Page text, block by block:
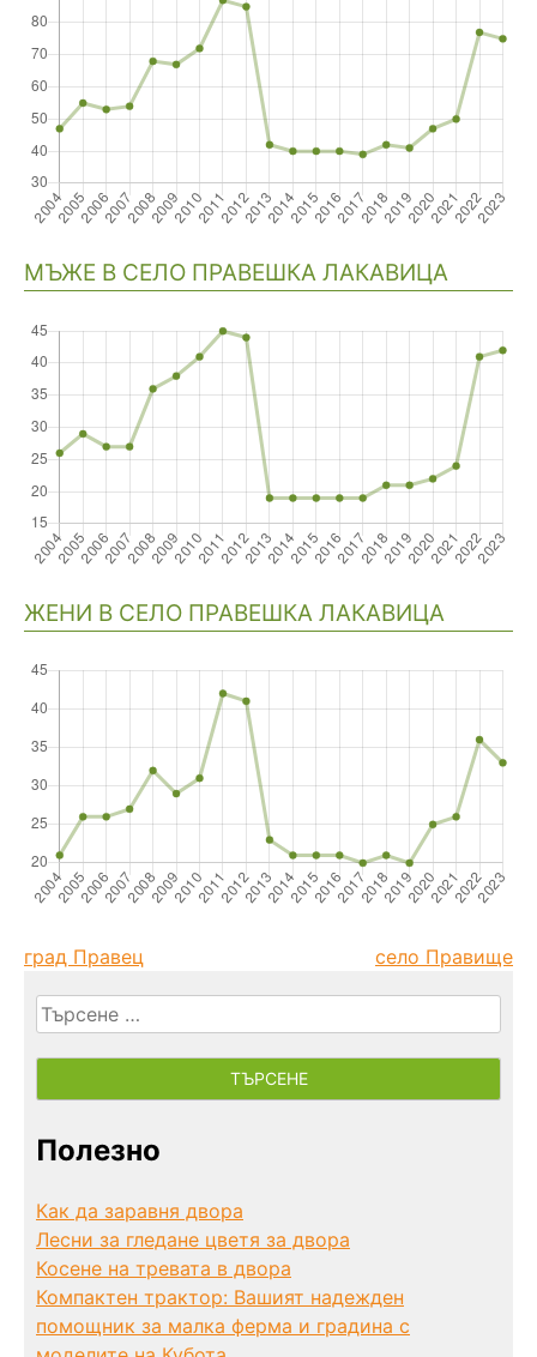
МЪЖЕ В СЕЛО ПРАВЕШКА ЛАКАВИЦА
ЖЕНИ В СЕЛО ПРАВЕШКА ЛАКАВИЦА
град Правец село Правище
Търсене
за:
Полезно
Как да заравня двора
Лесни за гледане цветя за двора
Косене на тревата в двора
Компактен трактор: Вашият надежден
помощник за малка ферма и градина с